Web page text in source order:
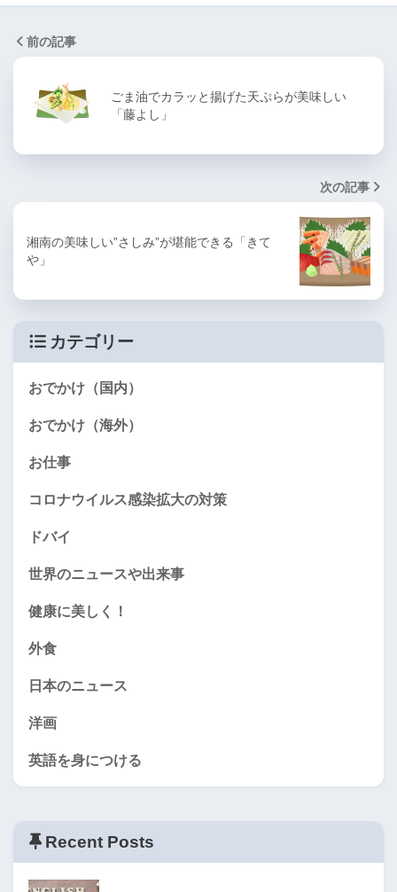
前の記事
ごま油でカラッと揚げた天ぷらが美味しい
「藤よし」
次の記事
湘南の美味しい”さしみ”が堪能できる「きて
や」
カテゴリー
おでかけ（国内）
おでかけ（海外）
お仕事
コロナウイルス感染拡大の対策
ドバイ
世界のニュースや出来事
健康に美しく！
外食
日本のニュース
洋画
英語を身につける
Recent Posts